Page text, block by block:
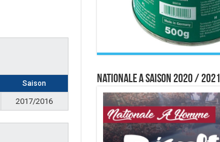
Saison
2017/2016
Nationale A saison 2020 / 2021